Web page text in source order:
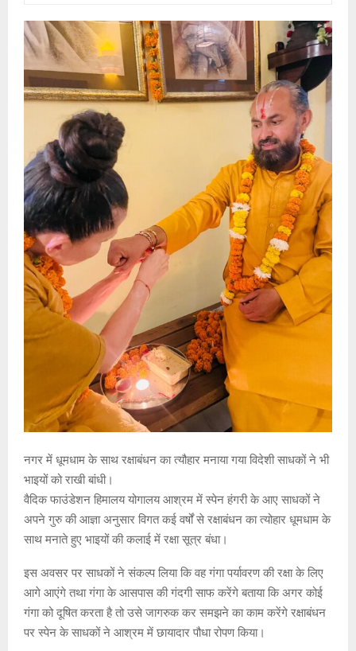
नगर में धूमधाम के साथ रक्षाबंधन का त्यौहार मनाया गया विदेशी साधकों ने भी
भाइयों को राखी बांधी।
वैदिक फाउंडेशन हिमालय योगालय आश्रम में स्पेन हंगरी के आए साधकों ने
अपने गुरु की आज्ञा अनुसार विगत कई वर्षों से रक्षाबंधन का त्योहार धूमधाम के
साथ मनाते हुए भाइयों की कलाई में रक्षा सूत्र बंधा।
इस अवसर पर साधकों ने संकल्प लिया कि वह गंगा पर्यावरण की रक्षा के लिए
आगे आएंगे तथा गंगा के आसपास की गंदगी साफ करेंगे बताया कि अगर कोई
गंगा को दूषित करता है तो उसे जागरुक कर समझने का काम करेंगे रक्षाबंधन
पर स्पेन के साधकों ने आश्रम में छायादार पौधा रोपण किया।